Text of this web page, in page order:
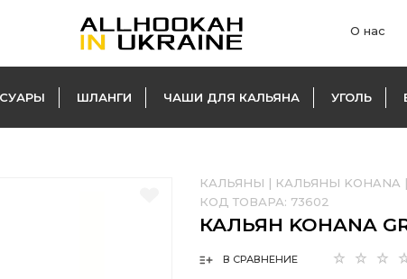
О нас
ШЛАНГИ ЧАШИ ДЛЯ КАЛЬЯНА УГОЛЬ
КАЛЬЯНЫ | КАЛЬЯНЫ KOHANA |
КОД ТОВАРА: 73602
КАЛЬЯН KOHANA
В СРАВНЕНИЕ